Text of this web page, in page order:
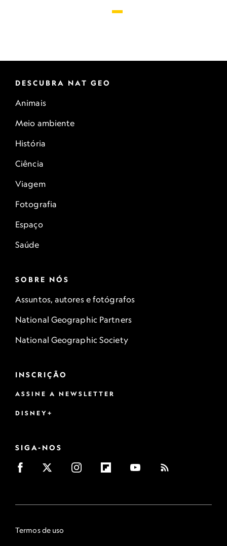
DESCUBRA NAT GEO
Animais
Meio ambiente
História
Ciência
Viagem
Fotografia
Espaço
Saúde
SOBRE NÓS
Assuntos, autores e fotógrafos
National Geographic Partners
National Geographic Society
INSCRIÇÃO
ASSINE A NEWSLETTER
DISNEY+
SIGA-NOS
Termos de uso